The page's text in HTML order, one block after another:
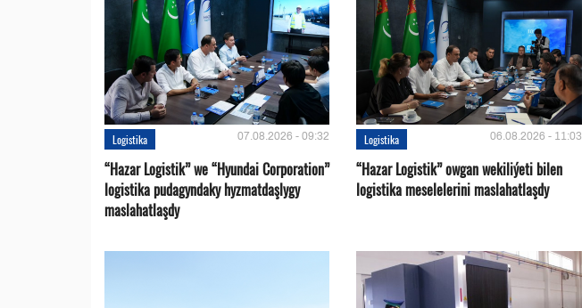
Logistika 07.08.2026 - 09:32
“Hazar Logistik” we “Hyundai Corporation”
logistika pudagyndaky hyzmatdaşlygy
maslahatlaşdy
Logistika 06.08.2026 - 11:03
“Hazar Logistik” owgan wekiliýeti bilen
logistika meselelerini maslahatlaşdy